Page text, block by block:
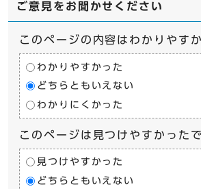
ご意見をお聞かせください
このページの内容はわかりやす
わかりやすかった
どちらともいえない
わかりにくかった
このページは見つけやすかった
見つけやすかった
どちらともいえない